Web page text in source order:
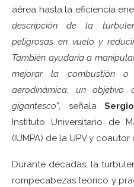
aérea hasta la eficiencia
descripción de la
peligrosas en vuelo y
También ayudaría a
mejorar la combustión
aerodinámica, un objetivo
gigantesco”, señala
Instituto Universitario de
(IUMPA) de la UPV y
Durante décadas, la
rompecabezas teórico y